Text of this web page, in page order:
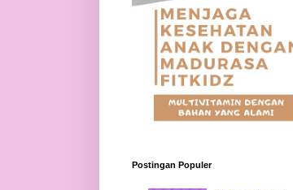
Postingan Populer